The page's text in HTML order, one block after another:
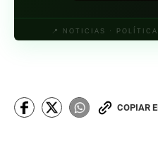
📍 NOTICIAS ·
COPIAR